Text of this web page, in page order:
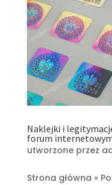
Naklejki i
forum
utworzone przez
Strona główna »